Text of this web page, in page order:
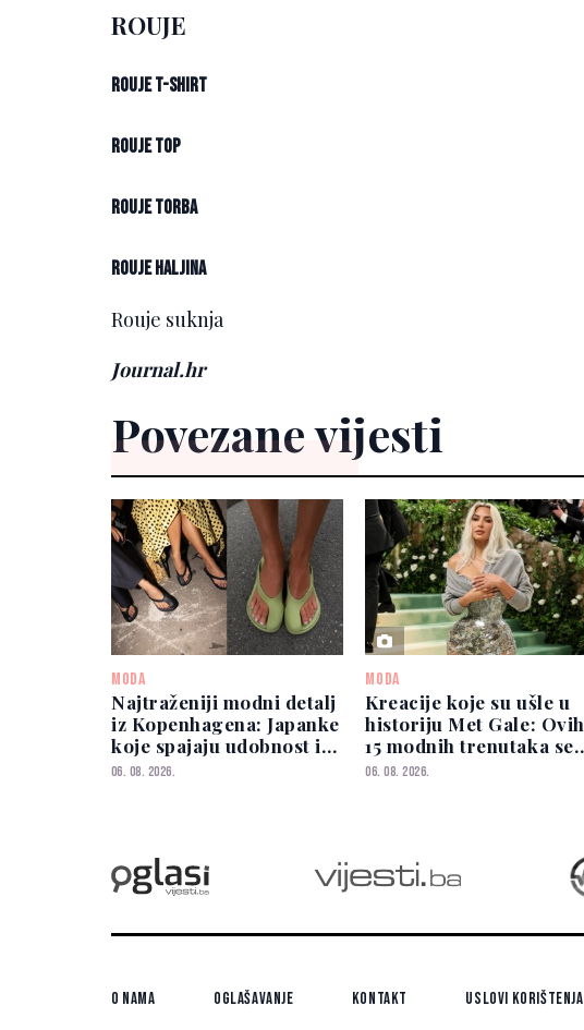
ROUJE
Rouje T-shirt
Rouje top
Rouje torba
Rouje haljina
Rouje suknja
Journal.hr
Povezane vijesti
MODA
Najtraženiji modni detalj
iz Kopenhagena: Japanke
koje spajaju udobnost i
eleganciju
06. 08. 2026.
MODA
Kreacije koje su ušle u
historiju Met Gale: Ovih
15 modnih trenutaka se
ne zaboravlja
06. 08. 2026.
O nama Oglašavanje Kontakt Uslovi korištenja